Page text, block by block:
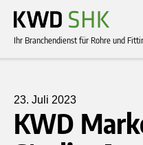
Ihr Branchendienst für Rohre und
23. Juli 2023
KWD